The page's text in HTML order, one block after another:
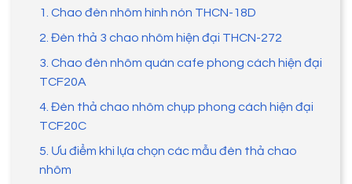
1. Chao đèn nhôm hình nón THCN-18D
2. Đèn thả 3 chao nhôm hiện đại THCN-272
3. Chao đèn nhôm quán cafe phong cách hiện đại
TCF20A
4. Đèn thả chao nhôm chụp phong cách hiện đại
TCF20C
5. Ưu điểm khi lựa chọn các mẫu đèn thả chao
nhôm